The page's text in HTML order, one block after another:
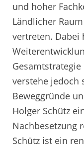
und hoher
Ländlicher
vertreten. Dabei
verstehe jedoch
Beweggründe
Holger Schütz
Nachbesetzung
Schütz ist ein